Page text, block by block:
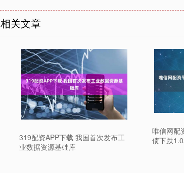
相关文章
319配资APP下载 我国首次发布工
业数据资源基础库
唯信网配
债下跌